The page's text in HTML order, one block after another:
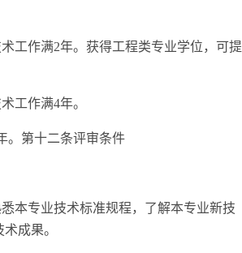
工作满2年。获得工程类专业学位，可提
工作满4年。
。第十二条评审条件
本专业技术标准规程，了解本专业新技
成果。